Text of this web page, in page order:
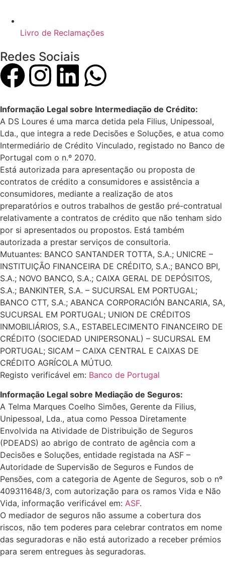
Livro de Reclamações
Redes Sociais
Informação Legal sobre Intermediação de Crédito:
A DS Loures é uma marca detida pela Filius, Unipessoal,
Lda., que integra a rede Decisões e Soluções, e atua como
Intermediário de Crédito Vinculado, registado no Banco de
Portugal com o n.º 2070.
Está autorizada para apresentação ou proposta de
contratos de crédito a consumidores e assistência a
consumidores, mediante a realização de atos
preparatórios e outros trabalhos de gestão pré-contratual
relativamente a contratos de crédito que não tenham sido
por si apresentados ou propostos. Está também
autorizada a prestar serviços de consultoria.
Mutuantes: BANCO SANTANDER TOTTA, S.A.; UNICRE –
INSTITUIÇÃO FINANCEIRA DE CRÉDITO, S.A.; BANCO BPI,
S.A.; NOVO BANCO, S.A.; CAIXA GERAL DE DEPÓSITOS,
S.A.; BANKINTER, S.A. – SUCURSAL EM PORTUGAL;
BANCO CTT, S.A.; ABANCA CORPORACIÓN BANCARIA, SA,
SUCURSAL EM PORTUGAL; UNION DE CRÉDITOS
INMOBILIÁRIOS, S.A., ESTABELECIMENTO FINANCEIRO DE
CRÉDITO (SOCIEDAD UNIPERSONAL) – SUCURSAL EM
PORTUGAL; SICAM – CAIXA CENTRAL E CAIXAS DE
CRÉDITO AGRÍCOLA MÚTUO.
Registo verificável em: Banco de Portugal
Informação Legal sobre Mediação de Seguros:
A Telma Marques Coelho Simões, Gerente da Filius,
Unipessoal, Lda., atua como Pessoa Diretamente
Envolvida na Atividade de Distribuição de Seguros
(PDEADS) ao abrigo de contrato de agência com a
Decisões e Soluções, entidade registada na ASF –
Autoridade de Supervisão de Seguros e Fundos de
Pensões, com a categoria de Agente de Seguros, sob o nº
409311648/3, com autorização para os ramos Vida e Não
Vida, informação verificável em: ASF.
O mediador de seguros não assume a cobertura dos
riscos, não tem poderes para celebrar contratos em nome
das seguradoras e não está autorizado a receber prémios
para serem entregues às seguradoras.